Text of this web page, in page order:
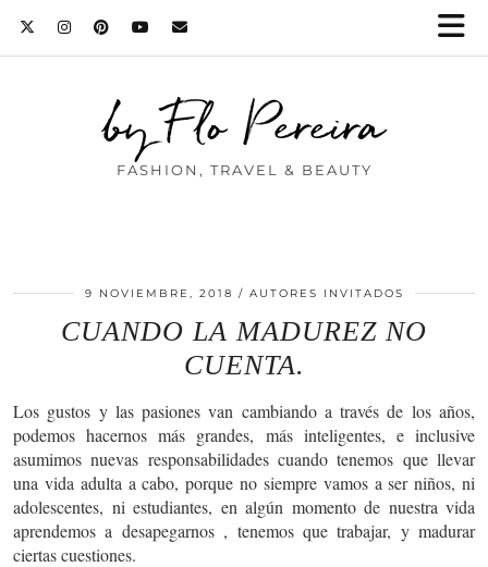
by Flo Pereira
FASHION, TRAVEL & BEAUTY
9 NOVIEMBRE, 2018 AUTORES INVITADOS
CUANDO LA MADUREZ NO
CUENTA.
Los gustos y las pasiones van cambiando a través de los años,
podemos hacernos más grandes, más inteligentes, e inclusive
asumimos nuevas responsabilidades cuando tenemos que llevar
una vida adulta a cabo, porque no siempre vamos a ser niños, ni
adolescentes, ni estudiantes, en algún momento de nuestra vida
aprendemos a desapegarnos , tenemos que trabajar, y madurar
ciertas cuestiones.